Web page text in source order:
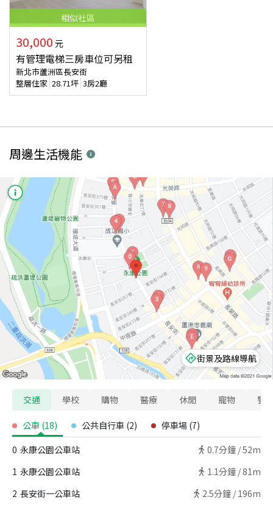
相似社區
30,000 元
有管理電梯三房車位可另租
新北市蘆洲區長安街
整層住家 28.71坪 3房2廳
周邊生活機能
街景及路線導航
交通 學校 購物 醫療 休閒 寵物 警
公車 (18) 公共自行車 (2) 停車場 (7)
0 永康公園公車站 0.7分鐘 /52m
1 永康公園公車站 1.1分鐘 /81m
2 長安街一公車站 2.5分鐘 / 196m